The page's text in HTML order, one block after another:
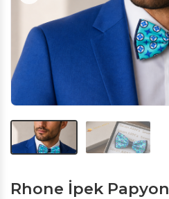
Rhone İpek Papyon